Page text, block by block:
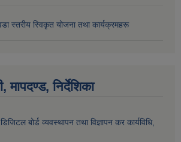
स्तरीय स्विकृत योजना तथा कार्यक्रमहरू
मापदण्ड, निर्देशिका
बोर्ड व्यवस्थापन तथा विज्ञापन कर कार्यविधि,